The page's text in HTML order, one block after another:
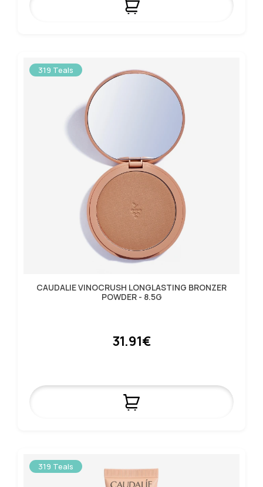
319 Teals
CAUDALIE VINOCRUSH LONGLASTING BRONZER
POWDER - 8.5G
31.91€
319 Teals